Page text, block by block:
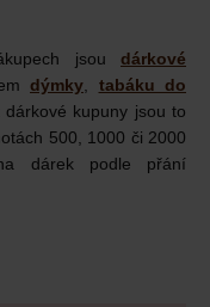
jsou dárkové
dýmky
tabáku do
kupuny jsou to
500, 1000 či 2000
dárek podle přání